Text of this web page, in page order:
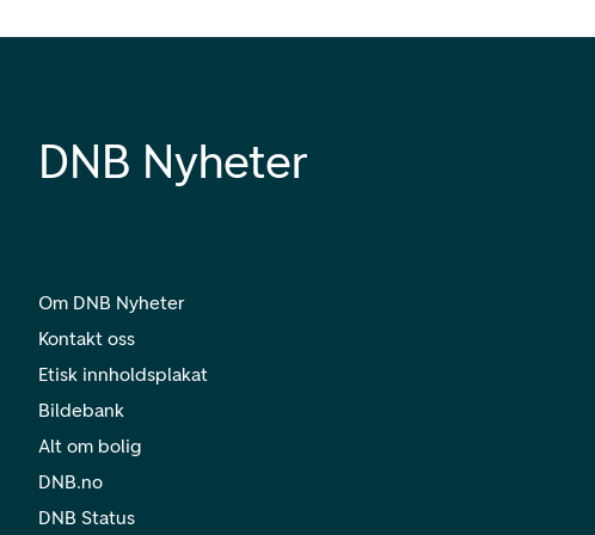
DNB Nyheter
Om DNB Nyheter
Kontakt oss
Etisk innholdsplakat
Bildebank
Alt om bolig
DNB.no
DNB Status